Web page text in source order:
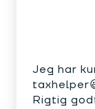
Jeg har
Rigtig